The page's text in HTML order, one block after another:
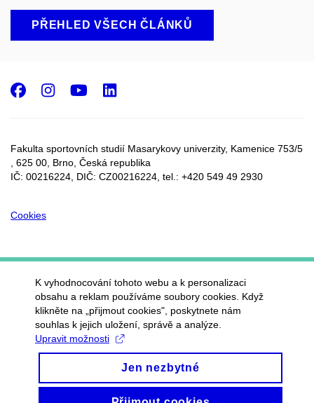
PŘEHLED VŠECH ČLÁNKŮ
Fakulta sportovních studií Masarykovy univerzity, Kamenice 753/5​
, 625 00, Brno, Česká republika
IČ: 00216224, DIČ: CZ00216224, tel.: +420 549 49 2930
Cookies
Facebook
Instagram
Youtube
K vyhodnocování tohoto webu a k personalizaci
obsahu a reklam používáme soubory cookies. Když
klikněte na „přijmout cookies", poskytnete nám
souhlas k jejich uložení, správě a analýze.
Upravit možnosti
Jen nezbytné